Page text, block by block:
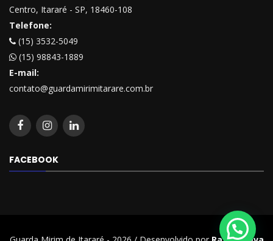
Centro, Itararé - SP, 18460-108
Telefone:
(15) 3532-5049
(15) 98843-1889
E-mail:
contato@guardamirimitarare.com.br
FACEBOOK